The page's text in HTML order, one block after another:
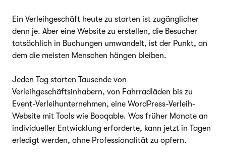
Ein Verleihgeschäft heute zu starten ist zugänglicher
denn je. Aber eine Website zu erstellen, die Besucher
tatsächlich in Buchungen umwandelt, ist der Punkt, an
dem die meisten Menschen hängen bleiben.
Jeden Tag starten Tausende von
Verleihgeschäftsinhabern, von Fahrradläden bis zu
Event-Verleihunternehmen, eine WordPress-Verleih-
Website mit Tools wie Booqable. Was früher Monate an
individueller Entwicklung erforderte, kann jetzt in Tagen
erledigt werden, ohne Professionalität zu opfern.